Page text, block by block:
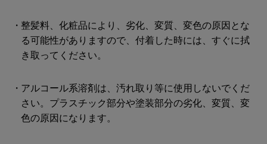
整髪料、化粧品により、劣化、変質、変色の原因とな
る可能性がありますので、付着した時には、すぐに拭
き取ってください。
アルコール系溶剤は、汚れ取り等に使用しないでくだ
さい。プラスチック部分や塗装部分の劣化、変質、変
色の原因になります。